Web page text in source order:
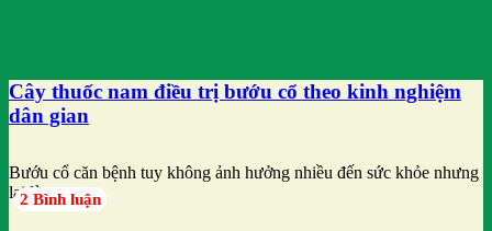
Cây thuốc nam điều trị bướu cổ theo kinh nghiệm
dân gian
Bướu cổ căn bệnh tuy không ảnh hưởng nhiều đến sức khỏe nhưng
lại làm
2 Bình luận